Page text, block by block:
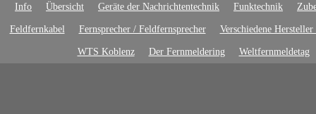
Info Übersicht Geräte der Nachrichtentechnik Funktechnik
Feldfernkabel Fernsprecher / Feldfernsprecher Verschiedene
WTS Koblenz Der Fernmeldering Weltfernmeldetag